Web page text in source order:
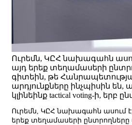
Ուրեմն, ԿԸՀ նախագահն
այդ երեք տեղամասերի
գիտեին, թե
արդյունքները ինչպիսին
կլինեինք tactical voting-ի, երբ
Ուրեմն, ԿԸՀ նախագահն ասում
երեք տեղամասերի ընտրողները